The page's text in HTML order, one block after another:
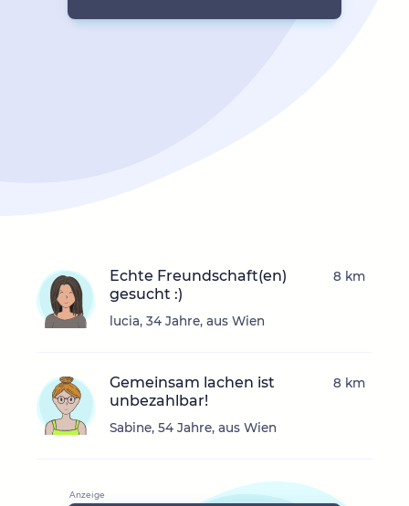
Echte Freundschaft(en)
gesucht :)
lucia, 34 Jahre, aus Wien
8 km
Gemeinsam lachen ist
unbezahlbar!
Sabine, 54 Jahre, aus Wien
8 km